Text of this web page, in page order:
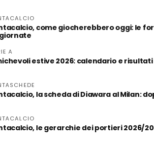
come giocherebbero oggi: le
A
estive 2026: calendario e risultati
la scheda di Diawara al Milan:
le gerarchie dei portieri 2026/